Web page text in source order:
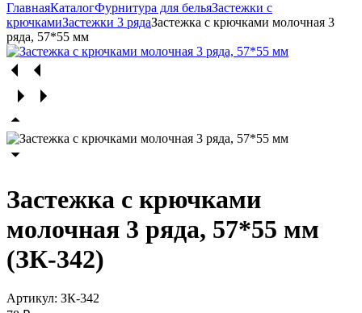
ГлавнаяКаталогФурнитура для бельяЗастежки с
крючкамиЗастежки 3 рядаЗастежка с крючками молочная 3
ряда, 57*55 мм
Застежка с крючками
молочная 3 ряда, 57*55 мм
(ЗК-342)
Артикул: ЗК-342